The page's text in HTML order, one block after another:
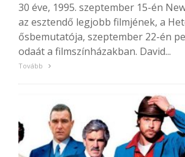
30 éve, 1995. szeptember 15-én
az esztendő legjobb filmjének, a
ősbemutatója, szeptember 22-én
odaát a filmszínházakban. David...
Tovább